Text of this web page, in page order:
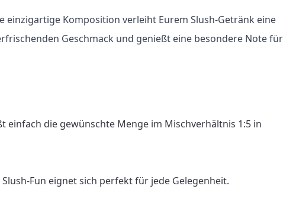
einzigartige Komposition verleiht Eurem Slush-Getränk eine
Geschmack und genießt eine besondere Note für
einfach die gewünschte Menge im Mischverhältnis 1:5 in
Fun eignet sich perfekt für jede Gelegenheit.